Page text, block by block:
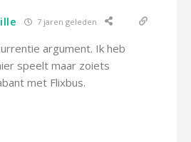
7 jaren geleden
argument. Ik heb
speelt maar zoiets
met Flixbus.